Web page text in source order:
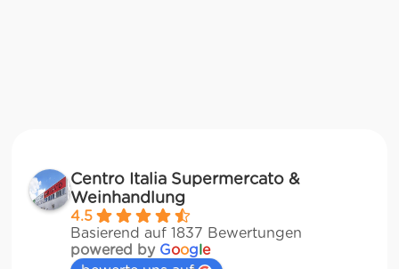
Centro Italia Supermercato &
Weinhandlung
4.5
Basierend auf 1837 Bewertungen
powered by Google